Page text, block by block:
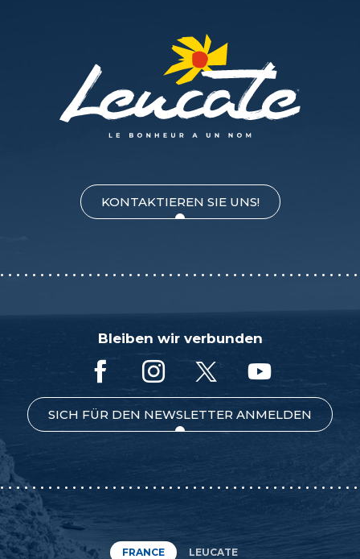
KONTAKTIEREN SIE UNS!
Bleiben wir verbunden
SICH FÜR DEN NEWSLETTER ANMELDEN
FRANCE LEUCATE